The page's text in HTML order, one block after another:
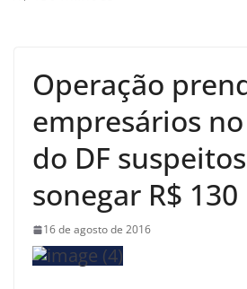
Operação
empresários
do DF
sonegar R$
16 de agosto de 2016